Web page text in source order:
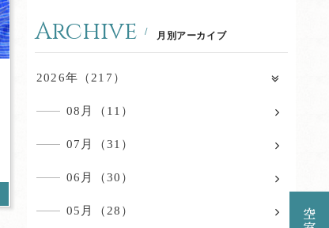
Archive 月別アーカイブ
2026年（217）
08月（11）
07月（31）
06月（30）
05月（28）